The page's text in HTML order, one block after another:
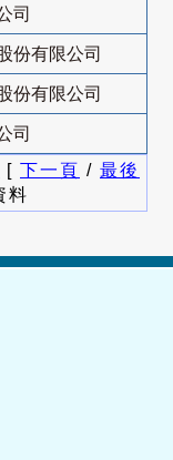
司
份有限公司
份有限公司
司
[ 下一頁 / 最後
料